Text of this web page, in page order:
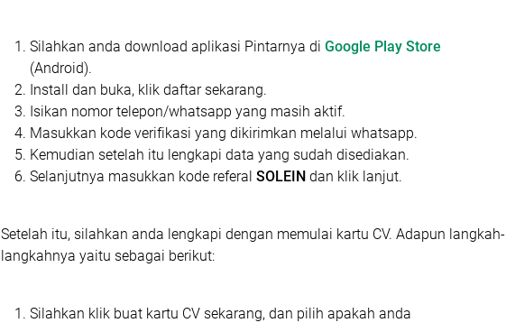
Silahkan anda download aplikasi Pintarnya di Google Play Store
(Android).
Install dan buka, klik daftar sekarang.
Isikan nomor telepon/whatsapp yang masih aktif.
Masukkan kode verifikasi yang dikirimkan melalui whatsapp.
Kemudian setelah itu lengkapi data yang sudah disediakan.
Selanjutnya masukkan kode referal SOLEIN dan klik lanjut.
Setelah itu, silahkan anda lengkapi dengan memulai kartu CV. Adapun langkah-
langkahnya yaitu sebagai berikut:
Silahkan klik buat kartu CV sekarang, dan pilih apakah anda